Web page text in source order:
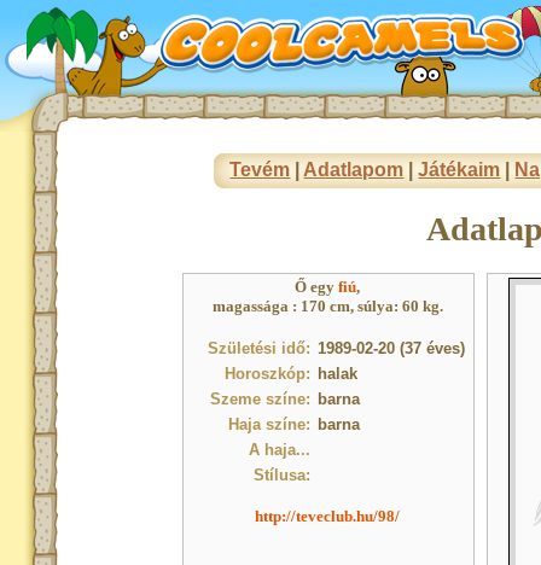
Tevém Adatlapom |Játékaim
Ő egyfiú,
magassága : 170 cm, súlya: 60 kg.
Születési idő: 1989-02-20 (37 éves)
Horoszkóp: halak
Szeme színe: barna
Haja színe: barna
A haja...
Stílusa:
http://teveclub.hu/98/